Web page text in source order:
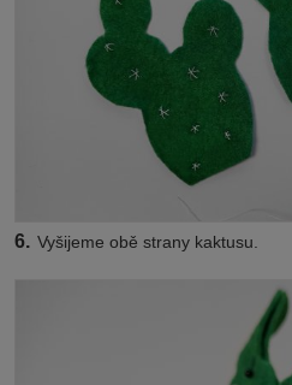
6. Vyšijeme obě strany kaktusu.